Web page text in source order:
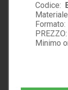
Codice:
Formato:
PREZZO:
Minimo